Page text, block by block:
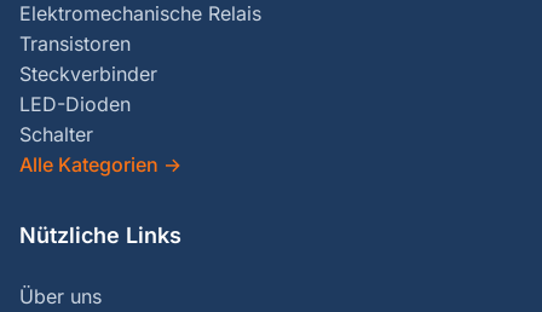
Elektromechanische Relais
Transistoren
Steckverbinder
LED-Dioden
Schalter
Alle Kategorien →
Nützliche Links
Über uns